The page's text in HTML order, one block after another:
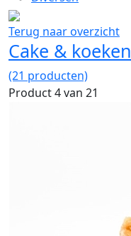
Terug naar overzicht
Cake & koeken
(21 producten)
Product 4 van 21